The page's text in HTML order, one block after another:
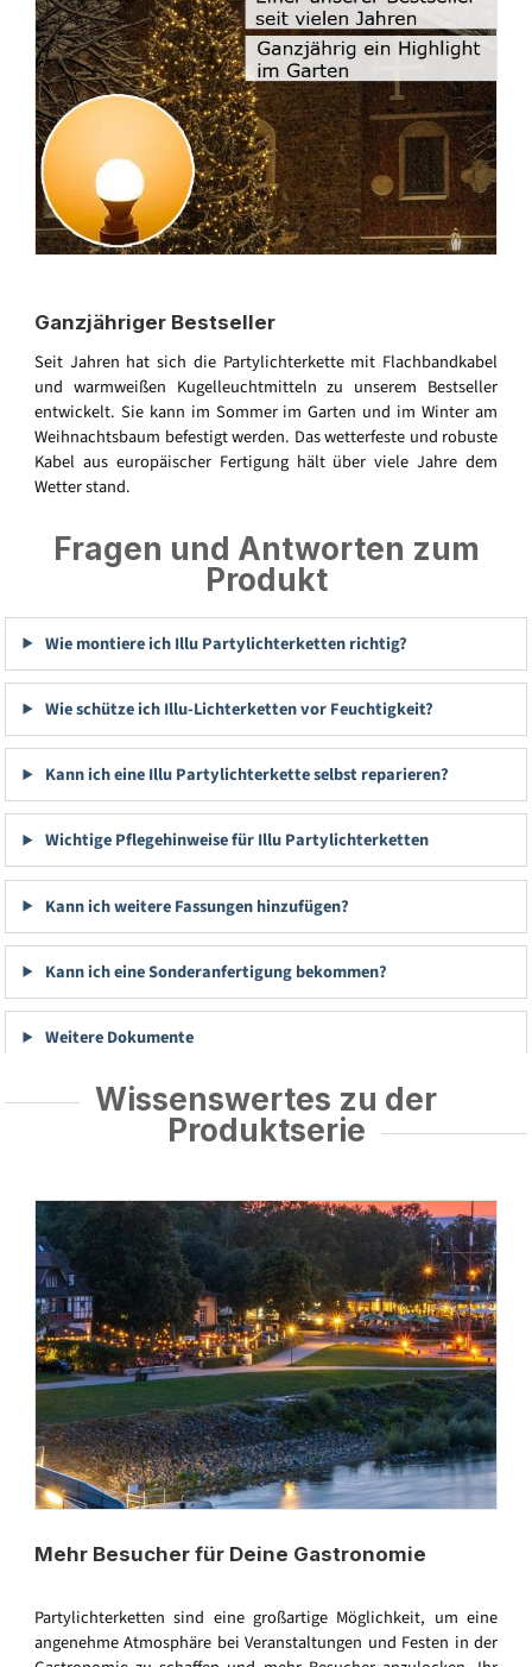
Ganzjähriger Bestseller
Seit Jahren hat sich die Partylichterkette mit Flachbandkabel
und warmweißen Kugelleuchtmitteln zu unserem Bestseller
entwickelt. Sie kann im Sommer im Garten und im Winter am
Weihnachtsbaum befestigt werden. Das wetterfeste und robuste
Kabel aus europäischer Fertigung hält über viele Jahre dem
Wetter stand.
Fragen und Antworten zum
Produkt
Wie montiere ich Illu Partylichterketten richtig?
Wie schütze ich Illu-Lichterketten vor Feuchtigkeit?
Kann ich eine Illu Partylichterkette selbst reparieren?
Wichtige Pflegehinweise für Illu Partylichterketten
Kann ich weitere Fassungen hinzufügen?
Kann ich eine Sonderanfertigung bekommen?
Weitere Dokumente
Wissenswertes zu der
Produktserie
Mehr Besucher für Deine Gastronomie
Partylichterketten sind eine großartige Möglichkeit, um eine
angenehme Atmosphäre bei Veranstaltungen und Festen in der